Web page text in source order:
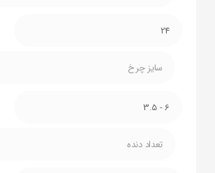
24
سایز چرخ
6 - 3.5
تعداد دنده